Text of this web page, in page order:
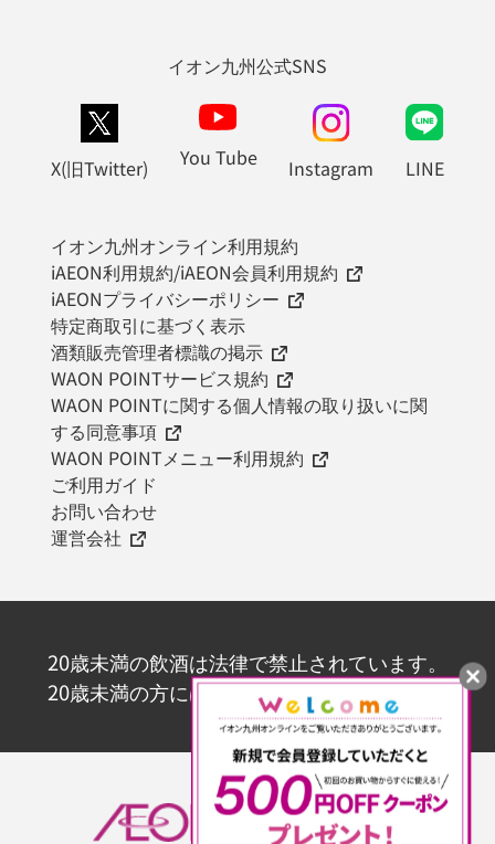
イオン九州公式SNS
X(旧Twitter) You Tube Instagram LINE
イオン九州オンライン利用規約
iAEON利用規約/iAEON会員利用規約
iAEONプライバシーポリシー
特定商取引に基づく表示
酒類販売管理者標識の掲示
WAON POINTサービス規約
WAON POINTに関する個人情報の取り扱いに関
する同意事項
WAON POINTメニュー利用規約
ご利用ガイド
お問い合わせ
運営会社
20歳未満の飲酒は法律で禁止されています。
20歳未満の方にはお酒を販売いたしません。